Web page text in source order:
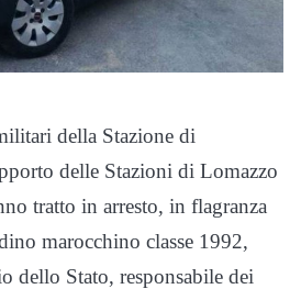
della Stazione di
delle Stazioni di Lomazzo
tratto in arresto, in flagranza
marocchino classe 1992,
dello Stato, responsabile dei